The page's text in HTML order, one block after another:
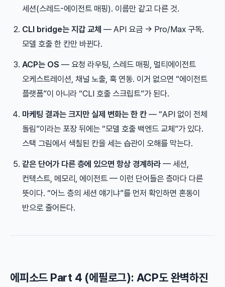
세션(스레드-에이전트 매핑). 이름만 같고 다른 것.
CLI bridge는 지갑 교체 — API 요금 → Pro/Max 구독.
모델 호출 한 칸만 바뀐다.
ACP는 OS — 요청 라우팅, 스레드 매핑, 멀티에이전트
오케스트레이션, 채널 노출, 훅 연동. 이거 없으면 “에이전트
플랫폼”이 아니라 “CLI 호출 스크립트”가 된다.
마케팅 결과는 크지만 실제 변화는 한 칸 — “API 없이 전체
돌림”이라는 포장 뒤에는 “모델 호출 백엔드 교체”가 있다.
스택 그림에서 색칠된 칸을 세는 습관이 오해를 막는다.
같은 단어가 다른 층에 있으면 항상 경계하라 — 세션,
컨텍스트, 메모리, 에이전트 — 이런 단어들은 층마다 다른
뜻이다. “어느 층의 세션 얘기냐”를 먼저 확인하면 혼동이
반으로 줄어든다.
에피소드 Part 4 (에필로그): ACP도 완벽하진